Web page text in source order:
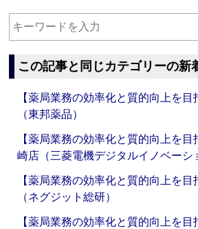
この記事と同じカテゴリーの新
【薬局業務の効率化と質的向上を
（東邦薬品）
【薬局業務の効率化と質的向上を
崎店（三菱電機デジタルイノベーシ
【薬局業務の効率化と質的向上を
（ネグジット総研）
【薬局業務の効率化と質的向上を